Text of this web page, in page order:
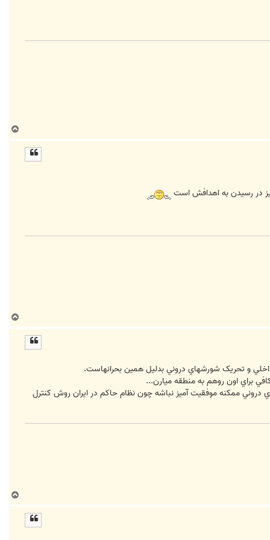
ا
در رسیدن به اهدافش است
ا
داخلي و تحريک شورشهاي دروني بدليل همين بحرانهاست.
براي اون روهم به منطقه ميارن...
دروني ممکنه موفقيت آميز نباشه چون نظام حاکم در ايران روش کنترل
ا